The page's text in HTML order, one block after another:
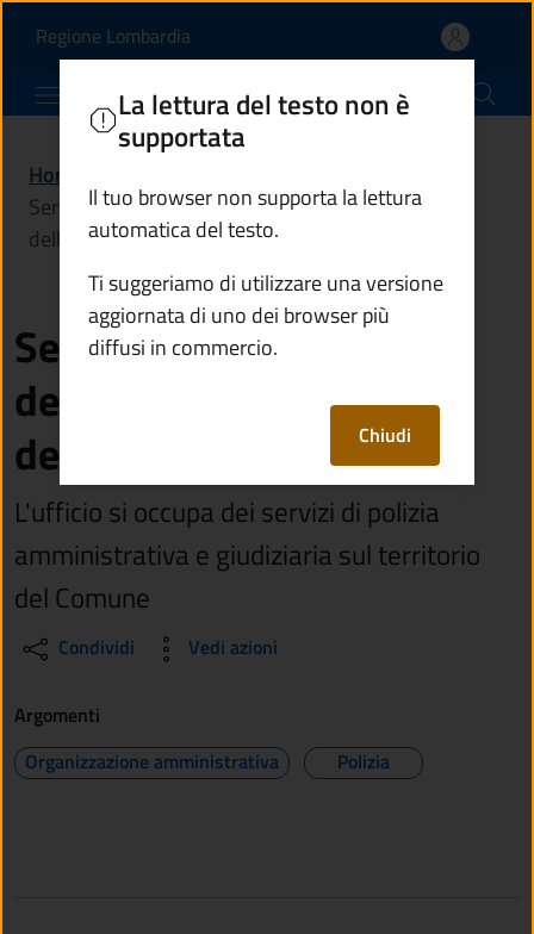
Servizio di polizia
Regione Lombardia(apre in un'altra scheda).
Comune di Ponte di Legno
Home
Servizio di polizia locale dell'Unione dei comuni
dell'alta Valle Camonica
Servizio di polizia locale
dell'Unione dei comuni
dell'alta Valle Camonica
L'ufficio si occupa dei servizi di polizia
amministrativa e giudiziaria sul territorio
del Comune
Condividi Vedi azioni
La lettura del testo non è
supportata
Il tuo browser non supporta la lettura
automatica del testo.
Ti suggeriamo di utilizzare una versione
aggiornata di uno dei browser più
diffusi in commercio.
Chiudi
Argomenti
Organizzazione amministrativa
Polizia